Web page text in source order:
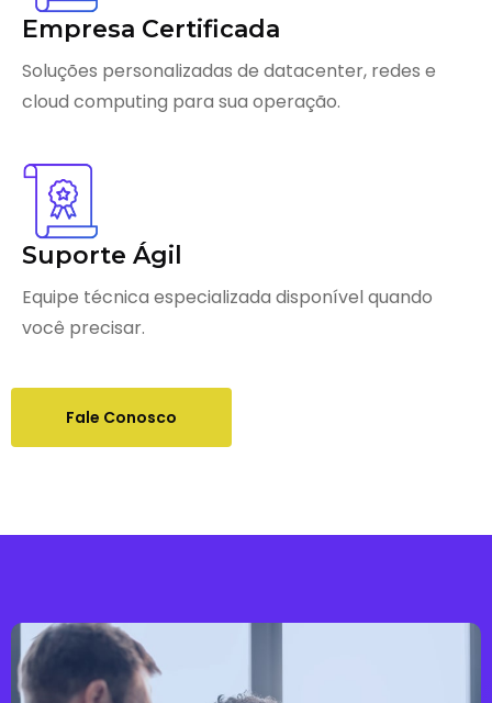
Empresa Certificada
Soluções personalizadas de datacenter, redes e
cloud computing para sua operação.
Suporte Ágil
Equipe técnica especializada disponível quando
você precisar.
Fale Conosco